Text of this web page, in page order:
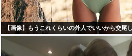
【画像】もうこれくらいの外人でいいから交尾